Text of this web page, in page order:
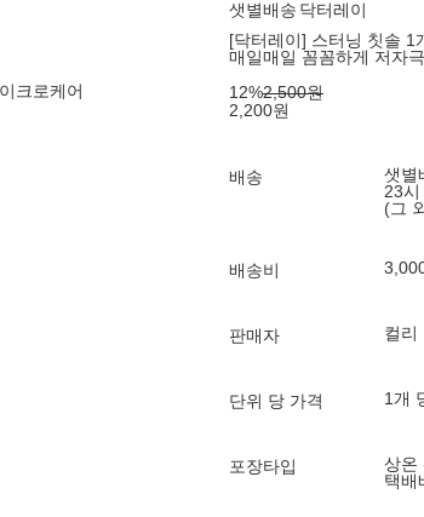
크로케어
샛별배송 닥터레이
[닥터레이] 스터닝 칫솔 1
매일매일 꼼꼼하게 저자
12%2,500원
2,200원
배송
샛별
23
(그
배송비
판매자 컬리
단위 당 가격 1개
포장타입
상온
택배